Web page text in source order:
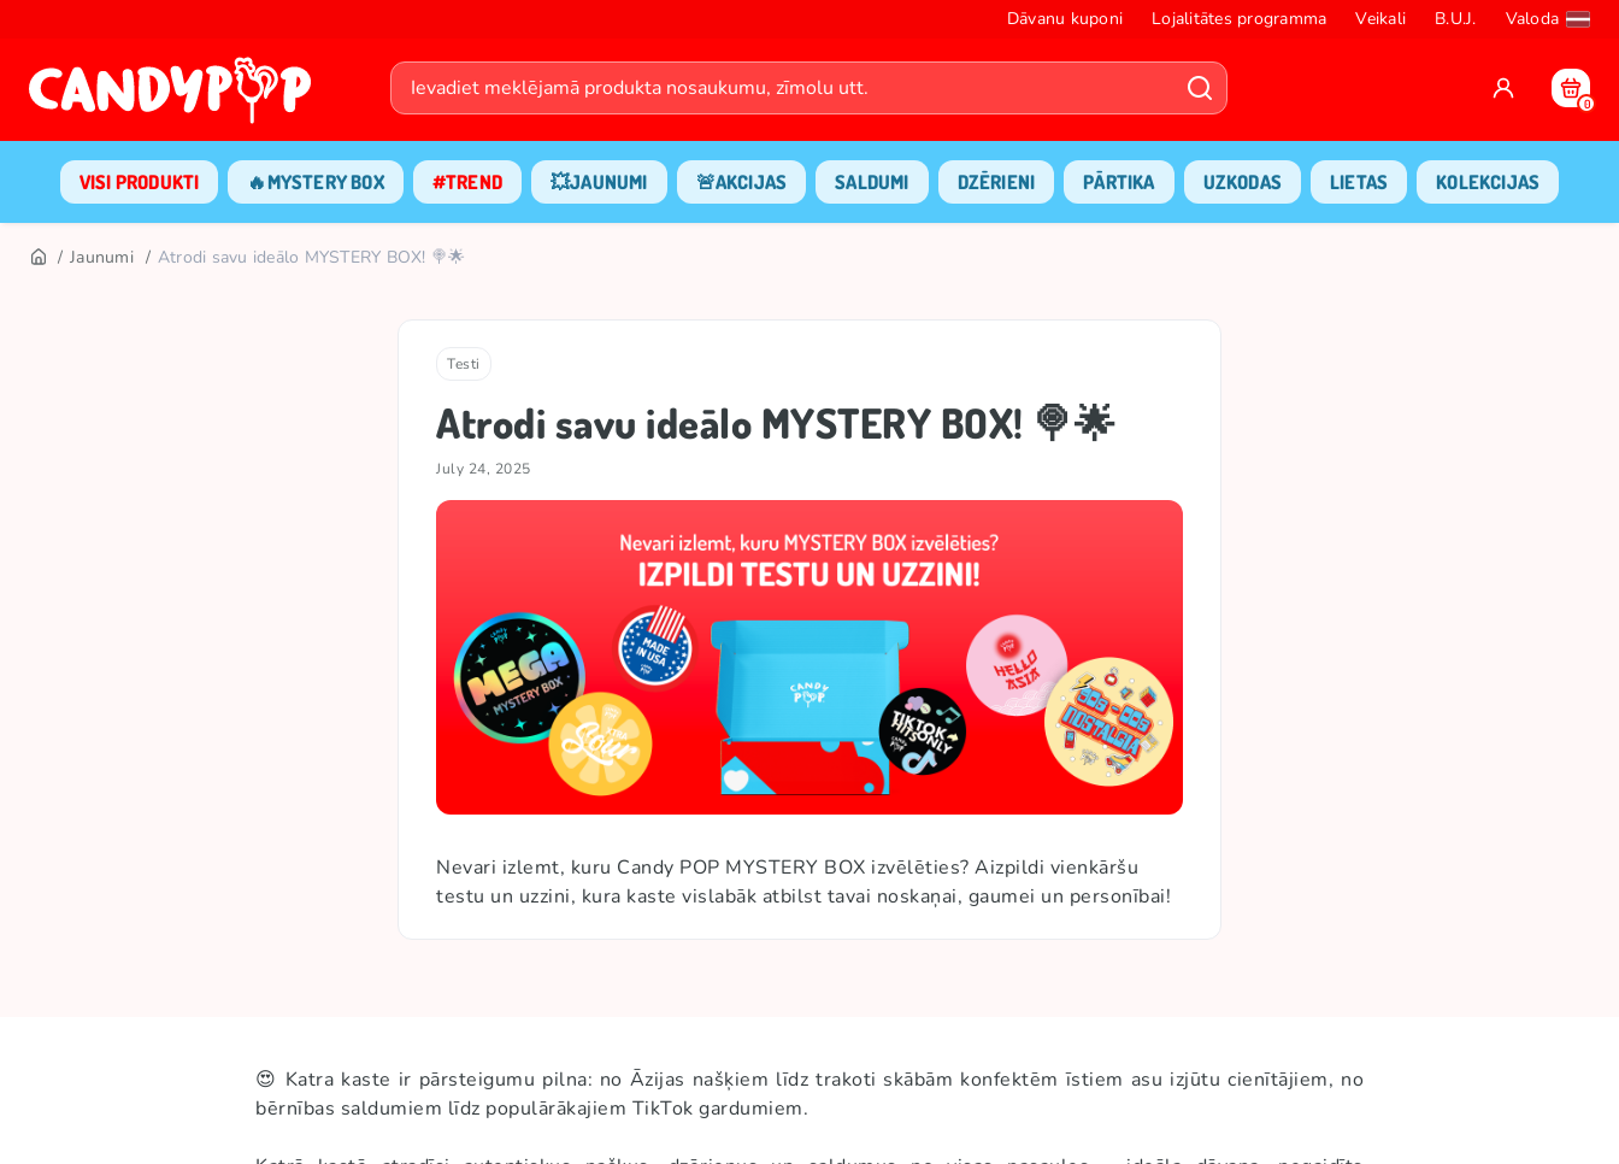
Dāvanu kuponi Lojalitātes programma Veikali B.U.J. Valoda
0
VISI PRODUKTI 🔥MYSTERY BOX #TREND 💥JAUNUMI 🚨AKCIJAS SALDUMI DZĒRIENI PĀRTIKA UZKODAS LIETAS KOLEKCIJAS
Jaunumi Atrodi savu ideālo MYSTERY BOX! 🍭🌟
Testi
Atrodi savu ideālo MYSTERY BOX! 🍭🌟
July 24, 2025
Nevari izlemt, kuru Candy POP MYSTERY BOX izvēlēties? Aizpildi vienkāršu
testu un uzzini, kura kaste vislabāk atbilst tavai noskaņai, gaumei un personībai!
😍 Katra kaste ir pārsteigumu pilna: no Āzijas našķiem līdz trakoti skābām konfektēm īstiem asu izjūtu cienītājiem, no
bērnības saldumiem līdz populārākajiem TikTok gardumiem.